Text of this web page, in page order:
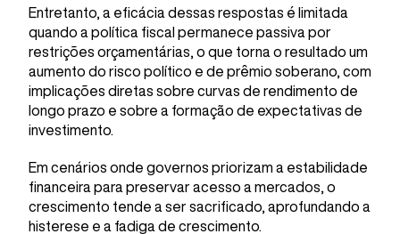
Entretanto, a eficácia dessas respostas é limitada
quando a política fiscal permanece passiva por
restrições orçamentárias, o que torna o resultado um
aumento do risco político e de prêmio soberano, com
implicações diretas sobre curvas de rendimento de
longo prazo e sobre a formação de expectativas de
investimento.
Em cenários onde governos priorizam a estabilidade
financeira para preservar acesso a mercados, o
crescimento tende a ser sacrificado, aprofundando a
histerese e a fadiga de crescimento.